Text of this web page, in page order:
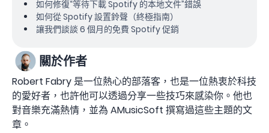
如何修復“等待下載 Spotify 的本地文件”錯誤
如何從 Spotify 設置鈴聲（終極指南）
讓我們談談 6 個月的免費 Spotify 促銷
關於作者
Robert Fabry 是一位熱心的部落客，也是一位熱衷於科技
的愛好者，也許他可以透過分享一些技巧來感染你。他也
對音樂充滿熱情，並為 AMusicSoft 撰寫過這些主題的文
章。